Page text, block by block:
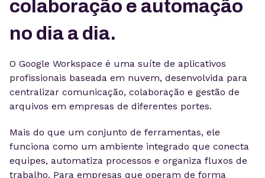
colaboração e automação
no dia a dia.
O Google Workspace é uma suíte de aplicativos
profissionais baseada em nuvem, desenvolvida para
centralizar comunicação, colaboração e gestão de
arquivos em empresas de diferentes portes.
Mais do que um conjunto de ferramentas, ele
funciona como um ambiente integrado que conecta
equipes, automatiza processos e organiza fluxos de
trabalho. Para empresas que operam de forma